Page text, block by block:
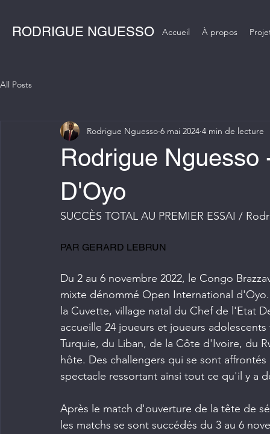
RODRIGUE NGUESSO Accueil À propos
All Posts
Rodrigue Nguesso
D'Oyo
Rodrigue Nguesso 6 mai 2024 4 min de lecture
SUCCÈS TOTAL AU PREMIER ESSAI /
PAR GERARD LEBRUN
Du 2 au 6 novembre 2022, le Congo
mixte dénommé Open International
la Cuvette, village natal du Chef de l'Etat
accueille 24 joueurs et joueurs
Turquie, du Liban, de la Côte d'Ivoire, du
hôte. Des challengers qui se sont
spectacle ressortant ainsi tout ce qu'il y a
Après le match d'ouverture de la tête de
les matchs se sont succédés du 3 au 6